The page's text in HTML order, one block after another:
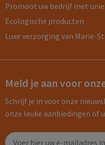
Promoot uw bedrijf met
Ecologische producten
Luxe verzorging van Marie-
Meld je aan voor
Schrijf je in voor onze
onze leuke aanbiedingen of